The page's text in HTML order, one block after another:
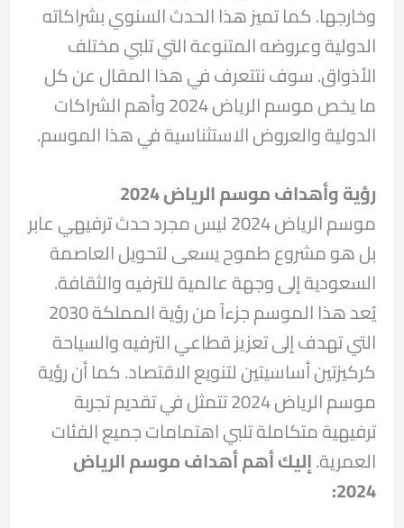
وخارجها. كما تميز هذا الحدث السنوي بشراكاته
الدولية وعروضه المتنوعة التي تلبي مختلف
الأذواق. سوف نتتعرف في هذا المقال عن كل
ما يخص موسم الرياض 2024 وأهم الشراكات
الدولية والعروض الاستثناسية في هذا الموسم.
رؤية وأهداف موسم الرياض 2024
موسم الرياض 2024 ليس مجرد حدث ترفيهي عابر
بل هو مشروع طموح يسعى لتحويل العاصمة
السعودية إلى وجهة عالمية للترفيه والثقافة.
يُعد هذا الموسم جزءاً من رؤية المملكة 2030
التي تهدف إلى تعزيز قطاعي الترفيه والسياحة
كركيزتين أساسيتين لتنويع الاقتصاد. كما أن رؤية
موسم الرياض 2024 تتمثل في تقديم تجربة
ترفيهية متكاملة تلبي اهتمامات جميع الفئات
العمرية.إليك أهم أهداف موسم الرياض
2024: